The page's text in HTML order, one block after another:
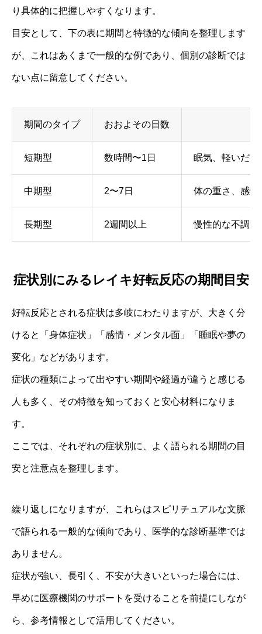
り具体的に把握しやすくなります。
目安として、下の表に期間と特徴的な傾向を整理します
が、これはあくまで一般的な例であり、個別の診断では
ない点に留意してください。
期間のタイプ おおよその日数
短期型 数時間〜1日 眠気、軽いだ
中期型 2〜7日 体の重さ、感
長期型 2週間以上 慢性的な不調
症状別にみるレイキ好転反応の期間目安
好転反応とされる症状は多岐にわたりますが、大きく分
けると「身体症状」「感情・メンタル面」「睡眠や夢の
変化」などがあります。
症状の種類によって出やすい期間や経過が違うと感じる
人も多く、その特徴を知っておくと安心材料になりま
す。
ここでは、それぞれの症状別に、よく語られる期間の目
安と注意点を整理します。
繰り返しになりますが、これらはスピリチュアルな文脈
で語られる一般的な傾向であり、医学的な診断基準では
ありません。
症状が強い、長引く、不安が大きいといった場合には、
早めに医療機関のサポートを受けることを前提にしなが
ら、参考情報として活用してください。